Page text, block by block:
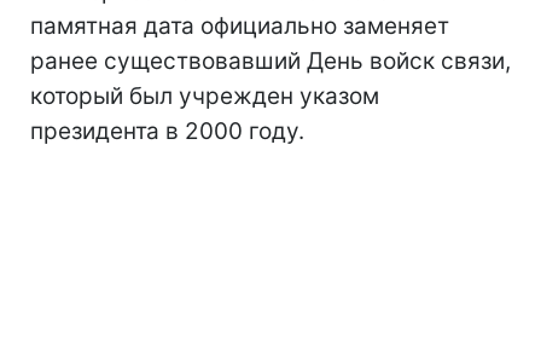
памятная дата официально заменяет
ранее существовавший День войск связи,
который был учрежден указом
президента в 2000 году.